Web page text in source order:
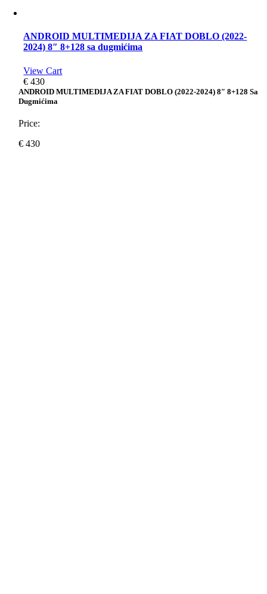
ANDROID MULTIMEDIJA ZA FIAT DOBLO (2022-
2024) 8″ 8+128 sa dugmićima
View Cart
€ 430
ANDROID MULTIMEDIJA ZA FIAT DOBLO (2022-2024) 8″ 8+128 Sa
Dugmićima
Price:
€ 430